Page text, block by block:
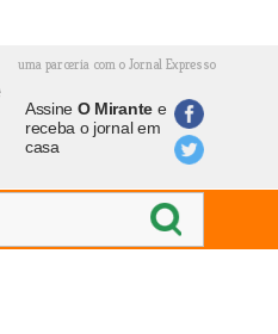
uma parceria com o Jornal Expresso
Assine O Mirantee
receba o jornal em
casa